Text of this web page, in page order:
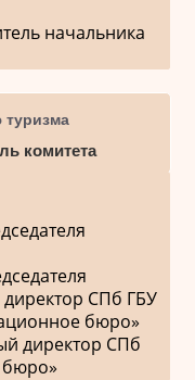
начальника
туризма
комитета
СПб ГБУ
бюро»
директор СПб
бюро»